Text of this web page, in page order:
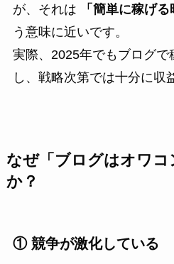
が、それは
「簡単に稼げ
う意味に近いです。
実際、2025年でもブログで
し、戦略次第では十分に収
なぜ「ブログはオワ
か？
① 競争が激化している